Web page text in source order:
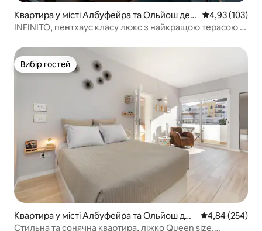
Квартира у місті Албуфейра та Ольйош де
Агу
Середня
4,93 (103)
INFINITO, пентхаус класу люкс з найкращою терасою в
Вибір гостей
Вибір гостей
Квартира у місті Албуфейра та Ольйош де
Агу
Середня
4,84 (254)
Стильна та сонячна квартира, ліжко Queen size,